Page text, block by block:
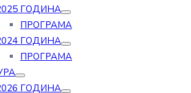
ГОДИНА
ПРОГРАМА
ГОДИНА
ПРОГРАМА
ГОДИНА